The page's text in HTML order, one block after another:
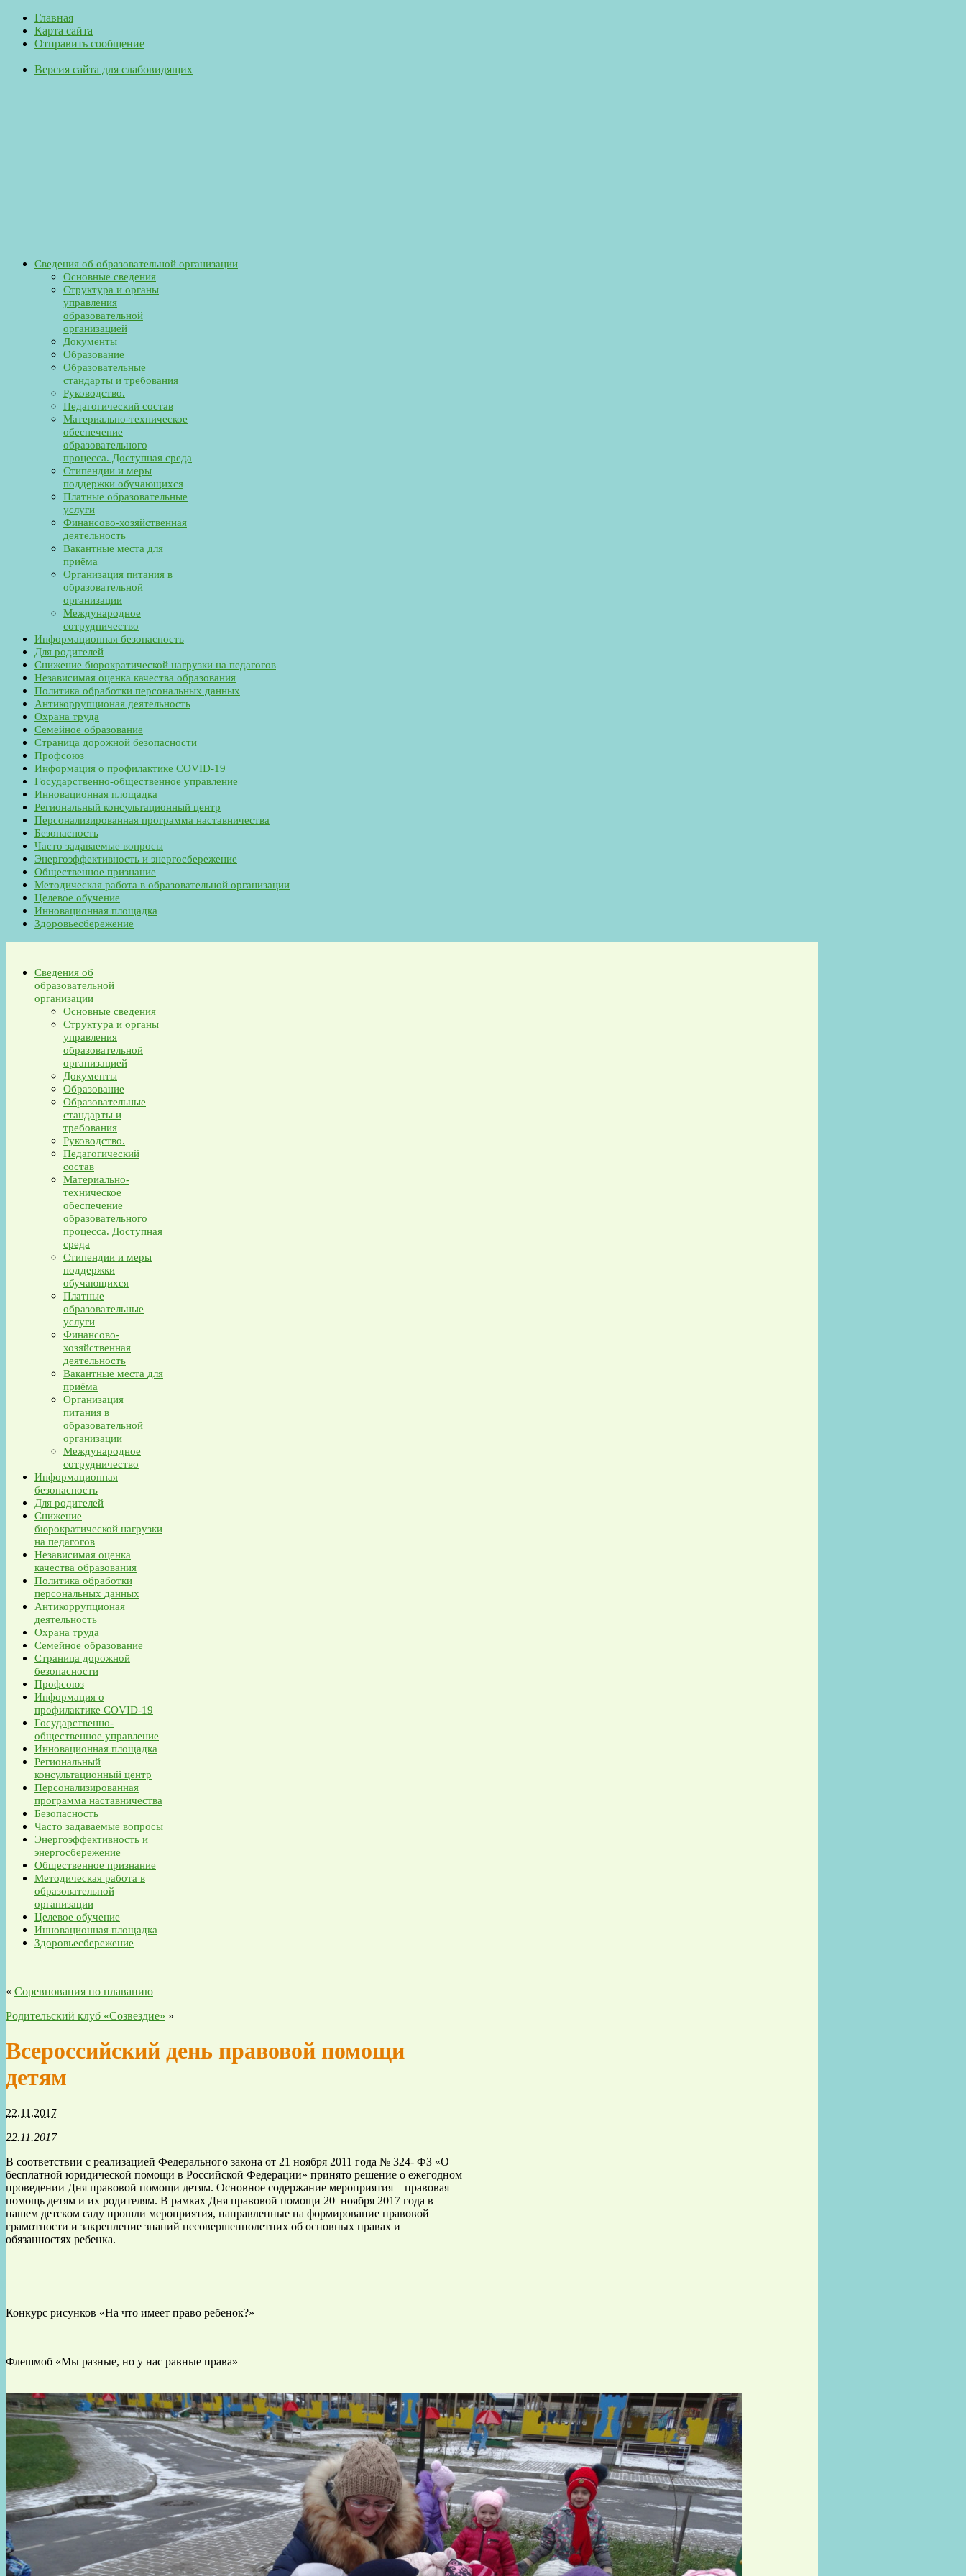
Главная
Карта сайта
Отправить сообщение
Версия сайта для слабовидящих
Сведения об образовательной организации
Основные сведения
Структура и органы
управления
образовательной
организацией
Документы
Образование
Образовательные
стандарты и требования
Руководство.
Педагогический состав
Материально-техническое
обеспечение
образовательного
процесса. Доступная среда
Стипендии и меры
поддержки обучающихся
Платные образовательные
услуги
Финансово-хозяйственная
деятельность
Вакантные места для
приёма
Организация питания в
образовательной
организации
Международное
сотрудничество
Информационная безопасность
Для родителей
Снижение бюрократической нагрузки на педагогов
Независимая оценка качества образования
Политика обработки персональных данных
Антикоррупционая деятельность
Охрана труда
Семейное образование
Страница дорожной безопасности
Профсоюз
Информация о профилактике COVID-19
Государственно-общественное управление
Инновационная площадка
Региональный консультационный центр
Персонализированная программа наставничества
Безопасность
Часто задаваемые вопросы
Энергоэффективность и энергосбережение
Общественное признание
Методическая работа в образовательной организации
Целевое обучение
Инновационная площадка
Здоровьесбережение
Сведения об
образовательной
организации
Основные сведения
Структура и органы
управления
образовательной
организацией
Документы
Образование
Образовательные
стандарты и
требования
Руководство.
Педагогический
состав
Материально-
техническое
обеспечение
образовательного
процесса. Доступная
среда
Стипендии и меры
поддержки
обучающихся
Платные
образовательные
услуги
Финансово-
хозяйственная
деятельность
Вакантные места для
приёма
Организация
питания в
образовательной
организации
Международное
сотрудничество
Информационная
безопасность
Для родителей
Снижение
бюрократической нагрузки
на педагогов
Независимая оценка
качества образования
Политика обработки
персональных данных
Антикоррупционая
деятельность
Охрана труда
Семейное образование
Страница дорожной
безопасности
Профсоюз
Информация о
профилактике COVID-19
Государственно-
общественное управление
Инновационная площадка
Региональный
консультационный центр
Персонализированная
программа наставничества
Безопасность
Часто задаваемые вопросы
Энергоэффективность и
энергосбережение
Общественное признание
Методическая работа в
образовательной
организации
Целевое обучение
Инновационная площадка
Здоровьесбережение
« Соревнования по плаванию
Родительский клуб «Созвездие» »
Всероссийский день правовой помощи
детям
22.11.2017
22.11.2017
В соответствии с реализацией Федерального закона от 21 ноября 2011 года № 324- ФЗ «О
бесплатной юридической помощи в Российской Федерации» принято решение о ежегодном
проведении Дня правовой помощи детям. Основное содержание мероприятия – правовая
помощь детям и их родителям. В рамках Дня правовой помощи 20 ноября 2017 года в
нашем детском саду прошли мероприятия, направленные на формирование правовой
грамотности и закрепление знаний несовершеннолетних об основных правах и
обязанностях ребенка.
Конкурс рисунков «На что имеет право ребенок?»
Флешмоб «Мы разные, но у нас равные права»